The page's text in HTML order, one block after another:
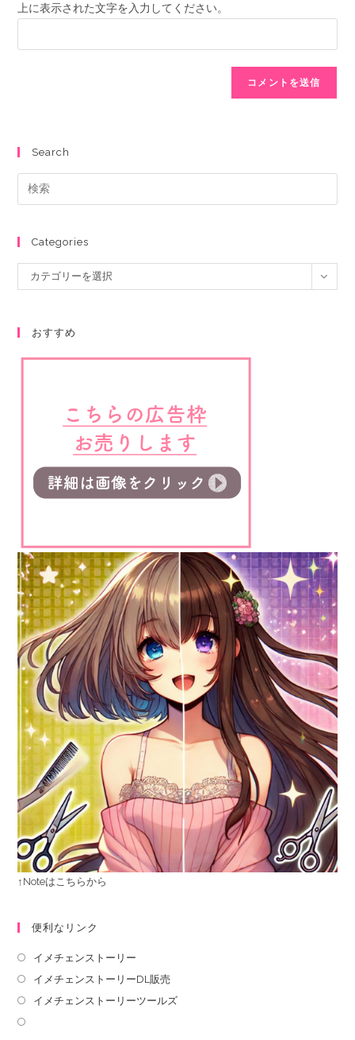
上に表示された文字を入力してください。
Search
Categories
カテゴリーを選択
おすすめ
↑Noteはこちらから
便利なリンク
イメチェンストーリー
イメチェンストーリーDL販売
イメチェンストーリーツールズ